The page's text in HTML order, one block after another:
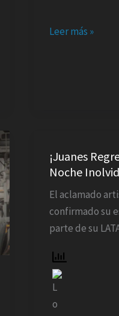
Leer más »
¡Juanes
Noche
El aclamado
confirmado su
parte de su
Regresa
a
Santa
Cruz
para
Noche
Inolvidable!